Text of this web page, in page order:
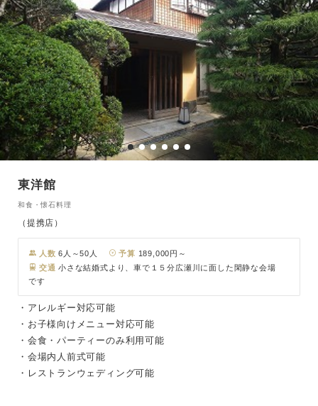
東洋館
和食・懐石料理
（提携店）
人数 6人～50人 予算 189,000円～
交通 小さな結婚式より、車で１５分広瀬川に面した閑静な会場
です
・アレルギー対応可能
・お子様向けメニュー対応可能
・会食・パーティーのみ利用可能
・会場内人前式可能
・レストランウェディング可能